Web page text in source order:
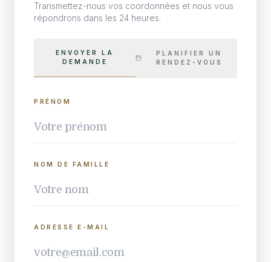
Transmettez-nous vos coordonnées et nous vous
répondrons dans les 24 heures.
ENVOYER LA
DEMANDE
PLANIFIER UN
RENDEZ-VOUS
PRÉNOM
NOM DE FAMILLE
ADRESSE E-MAIL